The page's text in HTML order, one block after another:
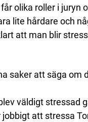
olika roller i juryn
lite hårdare och
att man blir
saker att säga om
väldigt stressad
att stressa